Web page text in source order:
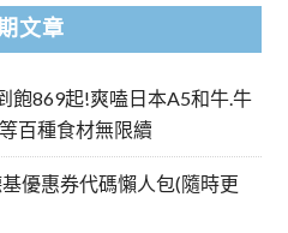
文章
飽869起!爽嗑日本A5和牛.牛
百種食材無限續
優惠券代碼懶人包(隨時更